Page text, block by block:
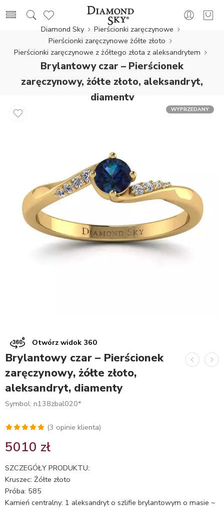
Diamond Sky
Pierścionki zaręczynowe
Pierścionki zaręczynowe żółte złoto
Pierścionki zaręczynowe z żółtego złota z aleksandrytem
Brylantowy czar – Pierścionek
zaręczynowy, żółte złoto, aleksandryt,
diamenty
WYPRZEDANY
Otwórz widok 360
Brylantowy czar – Pierścionek
zaręczynowy, żółte złoto,
aleksandryt, diamenty
Symbol: n138zbal020*
5.00 na 5
podstawie
ocen
klientów
(3 opinie klienta)
5010 zł
SZCZEGÓŁY PRODUKTU:
Kruszec: Żółte złoto
Próba: 585
Kamień centralny: 1 aleksandryt o szlifie brylantowym o masie ~